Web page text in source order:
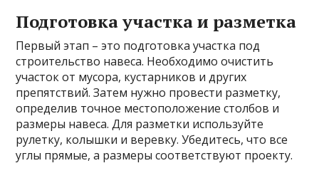
Подготовка участка и разметка
Первый этап – это подготовка участка под
строительство навеса. Необходимо очистить
участок от мусора, кустарников и других
препятствий. Затем нужно провести разметку,
определив точное местоположение столбов и
размеры навеса. Для разметки используйте
рулетку, колышки и веревку. Убедитесь, что все
углы прямые, а размеры соответствуют проекту.